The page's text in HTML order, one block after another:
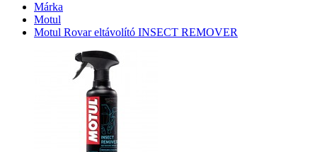
Márka
Motul
Motul Rovar eltávolító INSECT REMOVER